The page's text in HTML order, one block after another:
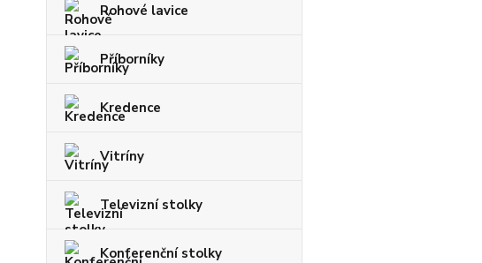
Rohové lavice
Příborníky
Kredence
Vitríny
Televizní stolky
Konferenční stolky